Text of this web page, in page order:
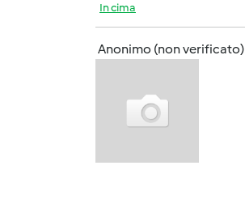
In cima
Anonimo (non verificato)